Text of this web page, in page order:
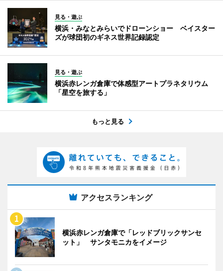
見る・遊ぶ
横浜・みなとみらいでドローンショー ベイスター
ズが球団初のギネス世界記録認定
見る・遊ぶ
横浜赤レンガ倉庫で体感型アートプラネタリウム
「星空を旅する」
もっと見る
アクセスランキング
横浜赤レンガ倉庫で「レッドブリックサンセ
ット」 サンタモニカをイメージ